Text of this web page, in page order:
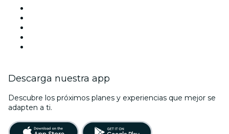
Descarga nuestra app
Descubre los próximos planes y experiencias que mejor se
adapten a ti.